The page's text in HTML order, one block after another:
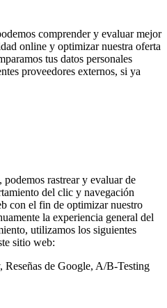
comprender y evaluar mejor
online y optimizar nuestra oferta
tus datos personales
proveedores externos, si ya
rastrear y evaluar de
del clic y navegación
con el fin de optimizar nuestro
la experiencia general del
utilizamos los siguientes
sitio web:
de Google, A/B-Testing